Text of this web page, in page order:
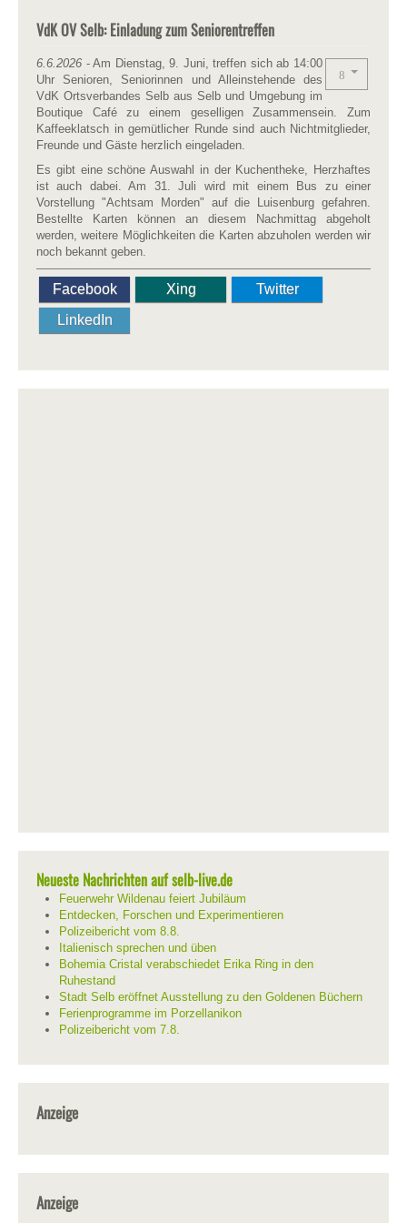
VdK OV Selb: Einladung zum Seniorentreffen
6.6.2026 - Am Dienstag, 9. Juni, treffen sich ab 14:00
Uhr Senioren, Seniorinnen und Alleinstehende des
VdK Ortsverbandes Selb aus Selb und Umgebung im
Boutique Café zu einem geselligen Zusammensein. Zum
Kaffeeklatsch in gemütlicher Runde sind auch Nichtmitglieder,
Freunde und Gäste herzlich eingeladen.
Es gibt eine schöne Auswahl in der Kuchentheke, Herzhaftes
ist auch dabei. Am 31. Juli wird mit einem Bus zu einer
Vorstellung "Achtsam Morden" auf die Luisenburg gefahren.
Bestellte Karten können an diesem Nachmittag abgeholt
werden, weitere Möglichkeiten die Karten abzuholen werden wir
noch bekannt geben.
Facebook Xing
Twitter
LinkedIn
Neueste Nachrichten auf selb-live.de
Feuerwehr Wildenau feiert Jubiläum
Entdecken, Forschen und Experimentieren
Polizeibericht vom 8.8.
Italienisch sprechen und üben
Bohemia Cristal verabschiedet Erika Ring in den
Ruhestand
Stadt Selb eröffnet Ausstellung zu den Goldenen Büchern
Ferienprogramme im Porzellanikon
Polizeibericht vom 7.8.
Anzeige
Anzeige